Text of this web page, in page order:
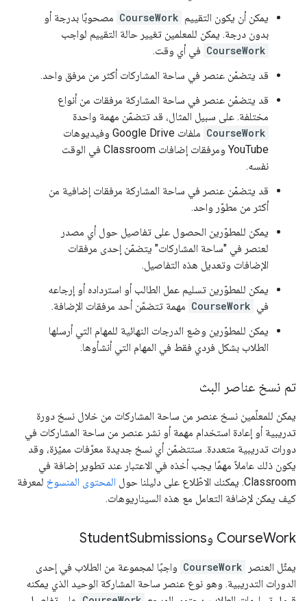
يمكن أن يكون التقييم CourseWork مصحوبًا بدرجة أو
بدون درجة. يمكن للمعلمين تغيير حالة التقييم لواجب
CourseWork في أي وقت.
قد يتضمّن عنصر في ساحة المشاركات أكثر من مرفق واحد.
قد يتضمّن عنصر في ساحة المشاركة مرفقات من أنواع
مختلفة. على سبيل المثال، قد تتضمّن مهمة واحدة
CourseWork
ملفات Google Drive وفيديوهات
YouTube ومرفقات إضافات Classroom في الوقت
نفسه.
قد يتضمّن عنصر في ساحة المشاركة مرفقات إضافية من
أكثر من مطوّر واحد.
يمكن للمطوّرين الحصول على تفاصيل حول أي مصدر
لعنصر في "ساحة المشاركات" يتضمّن إحدى مرفقات
الإضافات وتعديل هذه التفاصيل.
يمكن للمطوّرين تسليم عمل الطالب أو استرداده أو إرجاعه
في CourseWork مهمة تتضمّن أحد مرفقات الإضافة.
يمكن للمطوّرين وضع الدرجات النهائية للمهام التي أرسلها
الطلاب بشكل فردي فقط في المهام التي أنشأوها.
تم نسخ عناصر البث
يمكن للمعلّمين نسخ عنصر من ساحة المشاركات من خلال نسخ دورة
تدريبية أو إعادة استخدام مهمة أو نشر عنصر من ساحة المشاركات في
دورات تدريبية متعددة. ستتضمّن أي نسخ جديدة معرّفات مميّزة، وقد
يكون ذلك عاملاً مهمًا يجب أخذه في الاعتبار عند تطوير إضافة في
Classroom. يمكنك الاطّلاع على دليلنا حول
المحتوى المنسوخ لمعرفة
كيف يمكن لإضافة التعامل مع هذه السيناريوهات.
CourseWork وStudent Submissions
يمثّل العنصر CourseWork واجبًا لمجموعة من الطلاب في إحدى
الدورات التدريبية. وهو نوع عنصر ساحة المشاركة الوحيد الذي يمكنه